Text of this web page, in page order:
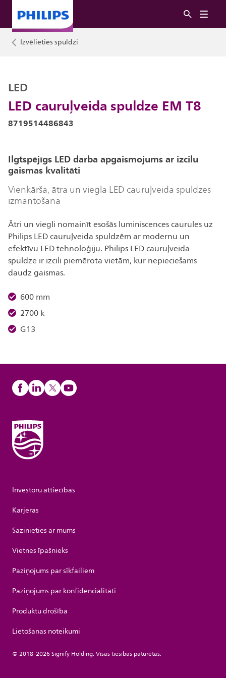
Izvēlieties spuldzi
LED cauruļveida spuldze EM T8
LED
8719514486843
Ilgtspējīgs LED darba apgaismojums ar izcilu
gaismas kvalitāti
Vienkārša, ātra un viegla LED cauruļveida spuldzes
izmantošana
Ātri un viegli nomainīt esošās luminiscences caurules uz
Philips LED cauruļveida spuldzēm ar modernu un
efektīvu LED tehnoloģiju. Philips LED cauruļveida
spuldze ir izcili piemērota vietām, kur nepieciešams
daudz gaismas.
600 mm
2700 k
G13
Investoru attiecības
Karjeras
Sazinieties ar mums
Vietnes īpašnieks
Paziņojums par sīkfailiem
Paziņojums par konfidencialitāti
Produktu drošība
Lietošanas noteikumi
© 2018-2026 Signify Holding. Visas tiesības paturētas.